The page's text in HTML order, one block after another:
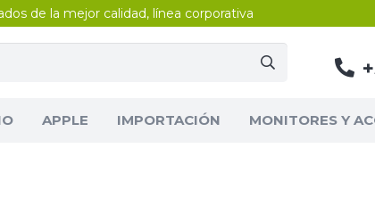
de la mejor calidad, línea corporativa
APPLE IMPORTACIÓN MONITORES Y